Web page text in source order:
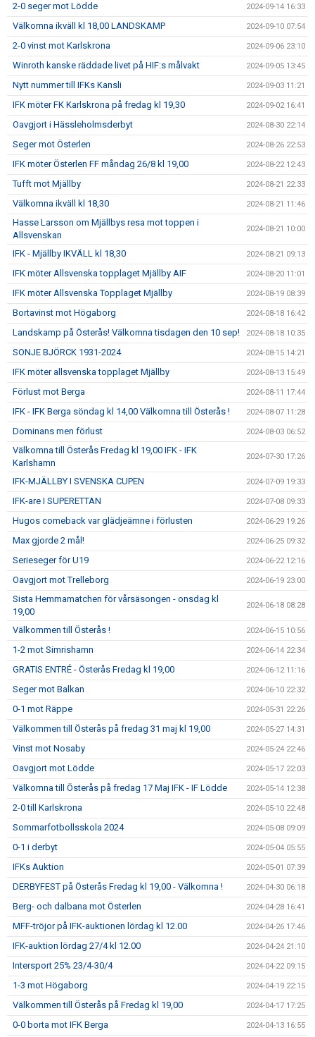
2-0 seger mot Lödde 2024-09-14 16:33
Välkomna ikväll kl 18,00 LANDSKAMP 2024-09-10 07:54
2-0 vinst mot Karlskrona 2024-09-06 23:10
Winroth kanske räddade livet på HIF:s målvakt 2024-09-05 13:45
Nytt nummer till IFKs Kansli 2024-09-03 11:21
IFK möter FK Karlskrona på fredag kl 19,30 2024-09-02 16:41
Oavgjort i Hässleholmsderbyt 2024-08-30 22:14
Seger mot Österlen 2024-08-26 22:53
IFK möter Österlen FF måndag 26/8 kl 19,00 2024-08-22 12:43
Tufft mot Mjällby 2024-08-21 22:33
Välkomna ikväll kl 18,30 2024-08-21 11:46
Hasse Larsson om Mjällbys resa mot toppen i
Allsvenskan
2024-08-21 10:00
IFK - Mjällby IKVÄLL kl 18,30 2024-08-21 09:13
IFK möter Allsvenska topplaget Mjällby AIF 2024-08-20 11:01
IFK möter Allsvenska Topplaget Mjällby 2024-08-19 08:39
Bortavinst mot Högaborg 2024-08-18 16:42
Landskamp på Österås! Välkomna tisdagen den 10 sep! 2024-08-18 10:35
SONJE BJÖRCK 1931-2024 2024-08-15 14:21
IFK möter allsvenska topplaget Mjällby 2024-08-13 15:49
Förlust mot Berga 2024-08-11 17:44
IFK - IFK Berga söndag kl 14,00 Välkomna till Österås ! 2024-08-07 11:28
Dominans men förlust 2024-08-03 06:52
Välkomna till Österås Fredag kl 19,00 IFK - IFK
Karlshamn
2024-07-30 17:26
IFK-MJÄLLBY I SVENSKA CUPEN 2024-07-09 19:33
IFK-are I SUPERETTAN 2024-07-08 09:33
Hugos comeback var glädjeämne i förlusten 2024-06-29 19:26
Max gjorde 2 mål! 2024-06-25 09:32
Serieseger för U19 2024-06-22 12:16
Oavgjort mot Trelleborg 2024-06-19 23:00
Sista Hemmamatchen för vårsäsongen - onsdag kl
19,00
2024-06-18 08:28
Välkommen till Österås ! 2024-06-15 10:56
1-2 mot Simrishamn 2024-06-14 22:34
GRATIS ENTRÉ - Österås Fredag kl 19,00 2024-06-12 11:16
Seger mot Balkan 2024-06-10 22:32
0-1 mot Räppe 2024-05-31 22:26
Välkommen till Österås på fredag 31 maj kl 19,00 2024-05-27 14:31
Vinst mot Nosaby 2024-05-24 22:46
Oavgjort mot Lödde 2024-05-17 22:03
Välkomna till Österås på fredag 17 Maj IFK - IF Lödde 2024-05-14 12:38
2-0 till Karlskrona 2024-05-10 22:48
Sommarfotbollsskola 2024 2024-05-08 09:09
0-1 i derbyt 2024-05-04 05:55
IFKs Auktion 2024-05-01 07:39
DERBYFEST på Österås Fredag kl 19,00 - Välkomna ! 2024-04-30 06:18
Berg- och dalbana mot Österlen 2024-04-28 16:41
MFF-tröjor på IFK-auktionen lördag kl 12.00 2024-04-26 17:46
IFK-auktion lördag 27/4 kl 12.00 2024-04-24 21:10
Intersport 25% 23/4-30/4 2024-04-22 09:15
1-3 mot Högaborg 2024-04-19 22:15
Välkommen till Österås på Fredag kl 19,00 2024-04-17 17:25
0-0 borta mot IFK Berga 2024-04-13 16:55